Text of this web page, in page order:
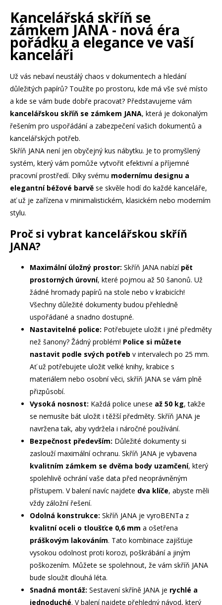
Kancelářská skříň se
zámkem JANA - nová éra
pořádku a elegance ve vaší
kanceláři
Už vás nebaví neustálý chaos v dokumentech a hledání
důležitých papírů? Toužíte po prostoru, kde má vše své místo
a kde se vám bude dobře pracovat? Představujeme vám
kancelářskou skříň se zámkem JANA, která je dokonalým
řešením pro uspořádání a zabezpečení vašich dokumentů a
kancelářských potřeb.
Skříň JANA není jen obyčejný kus nábytku. Je to promyšlený
systém, který vám pomůže vytvořit efektivní a příjemné
pracovní prostředí. Díky svému modernímu designu a
elegantní béžové barvě se skvěle hodí do každé kanceláře,
ať už je zařízena v minimalistickém, klasickém nebo moderním
stylu.
Proč si vybrat kancelářskou skříň
JANA?
Maximální úložný prostor: Skříň JANA nabízí pět
prostorných úrovní, které pojmou až 50 šanonů. Už
žádné hromady papírů na stole nebo v krabicích!
Všechny důležité dokumenty budou přehledně
uspořádané a snadno dostupné.
Nastavitelné police: Potřebujete uložit i jiné předměty
než šanony? Žádný problém! Police si můžete
nastavit podle svých potřeb v intervalech po 25 mm.
Ať už potřebujete uložit velké knihy, krabice s
materiálem nebo osobní věci, skříň JANA se vám plně
přizpůsobí.
Vysoká nosnost: Každá police unese až 50 kg, takže
se nemusíte bát uložit i těžší předměty. Skříň JANA je
navržena tak, aby vydržela i náročné používání.
Bezpečnost především: Důležité dokumenty si
zaslouží maximální ochranu. Skříň JANA je vybavena
kvalitním zámkem se dvěma body uzamčení, který
spolehlivě ochrání vaše data před neoprávněným
přístupem. V balení navíc najdete dva klíče, abyste měli
vždy záložní řešení.
Odolná konstrukce: Skříň JANA je vyroBENTa z
kvalitní oceli o tloušťce 0,6 mm a ošetřena
práškovým lakováním. Tato kombinace zajišťuje
vysokou odolnost proti korozi, poškrábání a jiným
poškozením. Můžete se spolehnout, že vám skříň JANA
bude sloužit dlouhá léta.
Snadná montáž: Sestavení skříně JANA je rychlé a
jednoduché. V balení najdete přehledný návod, který